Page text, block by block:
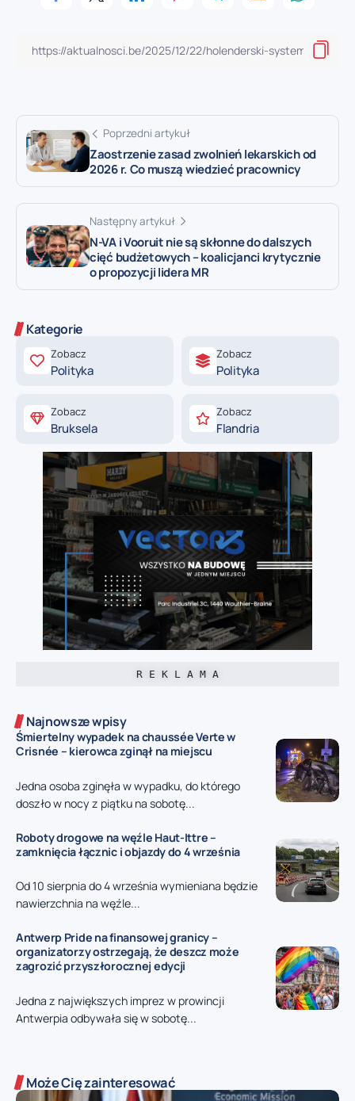
Poprzedni artykuł
Zaostrzenie zasad zwolnień lekarskich od
2026 r. Co muszą wiedzieć pracownicy
Następny artykuł
N-VA i Vooruit nie są skłonne do dalszych
cięć budżetowych – koalicjanci krytycznie
o propozycji lidera MR
Kategorie
Zobacz
Polityka
Zobacz
Polityka
Zobacz
Bruksela
Zobacz
Flandria
R E K L A M A
Najnowsze wpisy
Śmiertelny wypadek na chaussée Verte w
Crisnée – kierowca zginął na miejscu
Jedna osoba zginęła w wypadku, do którego
doszło w nocy z piątku na sobotę...
Roboty drogowe na węźle Haut-Ittre –
zamknięcia łącznic i objazdy do 4 września
Od 10 sierpnia do 4 września wymieniana będzie
nawierzchnia na węźle...
Antwerp Pride na finansowej granicy –
organizatorzy ostrzegają, że deszcz może
zagrozić przyszłorocznej edycji
Jedna z największych imprez w prowincji
Antwerpia odbywała się w sobotę...
Może Cię zainteresować